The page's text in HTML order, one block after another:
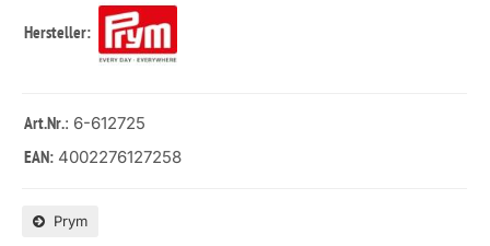
Hersteller:
Art.Nr.: 6-612725
EAN: 4002276127258
Prym